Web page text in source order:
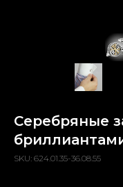
Серебряные
SKU: 624.01.35-36.08.55